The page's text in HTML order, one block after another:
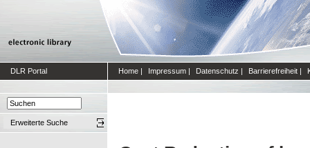
DLR Portal Home | Impressum | Datenschutz | Barrierefreiheit |
Erweiterte Suche